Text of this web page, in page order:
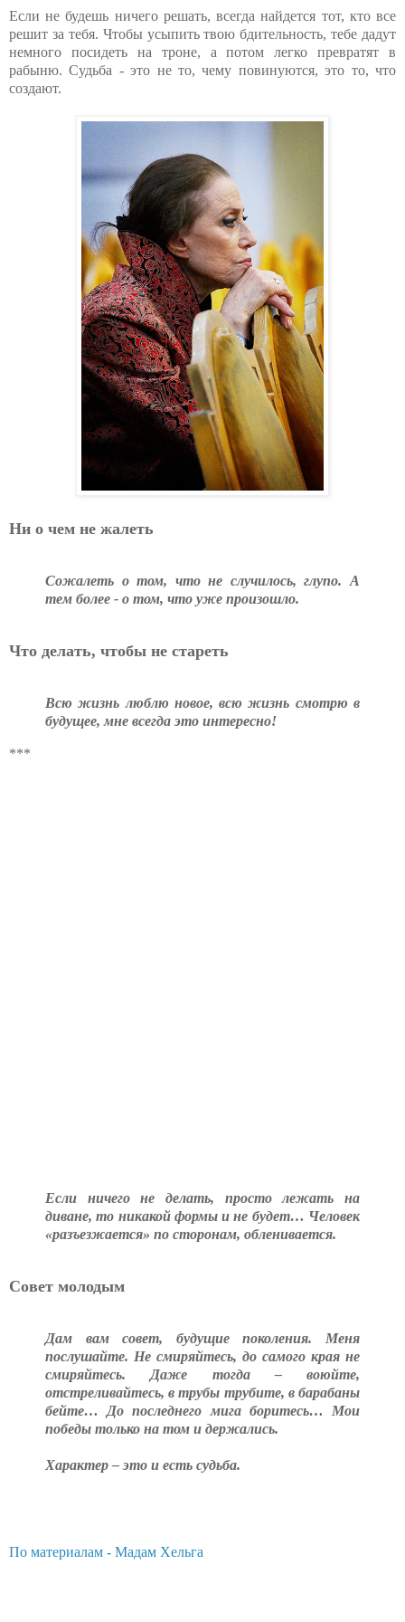
Если не будешь ничего решать, всегда найдется тот, кто все
решит за тебя. Чтобы усыпить твою бдительность, тебе дадут
немного посидеть на троне, а потом легко превратят в
рабыню. Судьба - это не то, чему повинуются, это то, что
создают.
Ни о чем не жалеть
Сожалеть о том, что не случилось, глупо. А
тем более - о том, что уже произошло.
Что делать, чтобы не стареть
Всю жизнь люблю новое, всю жизнь смотрю в
будущее, мне всегда это интересно!
***
Если ничего не делать, просто лежать на
диване, то никакой формы и не будет… Человек
«разъезжается» по сторонам, обленивается.
Совет молодым
Дам вам совет, будущие поколения. Меня
послушайте. Не смиряйтесь, до самого края не
смиряйтесь. Даже тогда – воюйте,
отстреливайтесь, в трубы трубите, в барабаны
бейте… До последнего мига боритесь… Мои
победы только на том и держались.
Характер – это и есть судьба.
По материалам - Мадам Хельга